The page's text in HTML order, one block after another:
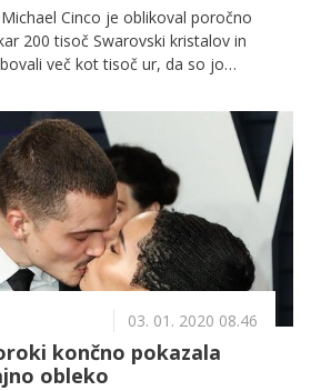
Cinco je oblikoval poročno
200 tisoč Swarovski kristalov in
več kot tisoč ur, da so jo
03. 01. 2020 08.46
končno pokazala
obleko